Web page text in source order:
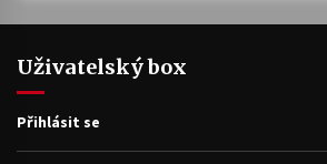
Uživatelský box
Přihlásit se